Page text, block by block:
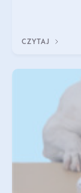
CZYTAJ